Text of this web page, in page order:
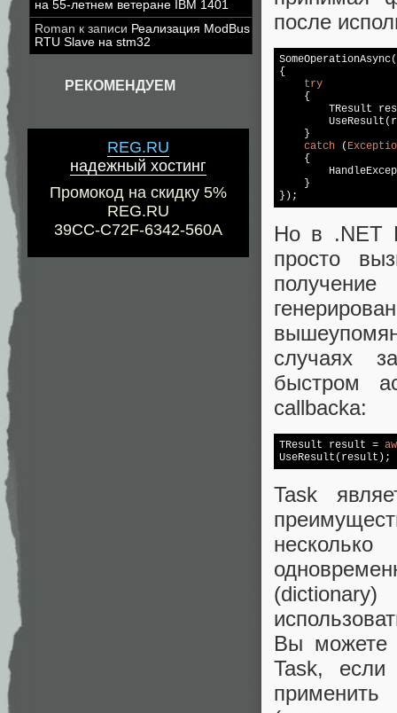
на 55-летнем ветеране IBM 1401
Roman к записи Реализация ModBus
RTU Slave на stm32
РЕКОМЕНДУЕМ
REG.RU
надежный хостинг
Промокод на скидку 5%
REG.RU
39CC-C72F-6342-560A
после
{
try
    {
TResult
    }
catch (
    {
    }
});
Но в .NET
просто
случаях
быстром
callbacka:
TResult result =
UseResult(result);
Task
Вы можете
Task,
применить